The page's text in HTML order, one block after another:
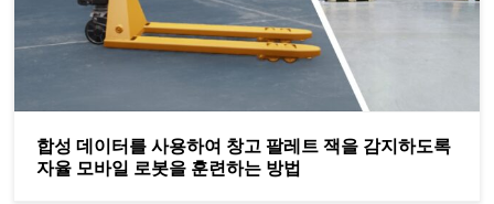
합성 데이터를 사용하여 창고 팔레트 잭을 감지하도록
자율 모바일 로봇을 훈련하는 방법